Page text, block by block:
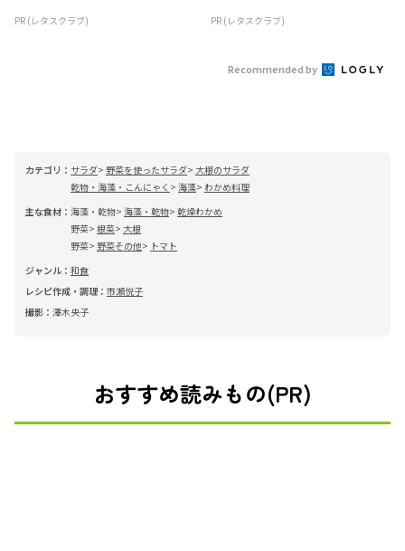
PR (レタスクラブ) PR (レタスクラブ)
Recommended by
カテゴリ： サラダ 野菜を使ったサラダ
大根のサラダ
乾物・海藻・こんにゃく
海藻 わかめ料理
主な食材： 海藻・乾物 海藻・乾物 乾燥わかめ
野菜 根菜
大根
野菜
野菜その他
トマト
ジャンル： 和食
レシピ作成・調理： 市瀬悦子
撮影： 澤木央子
おすすめ読みもの(PR)